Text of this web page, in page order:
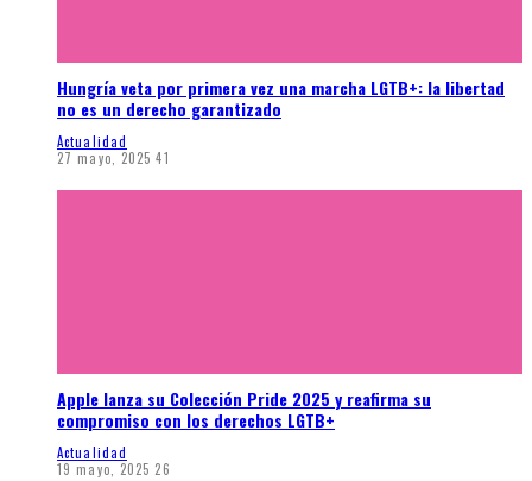
Hungría veta por primera vez una marcha LGTB+: la libertad
no es un derecho garantizado
Actualidad
27 mayo, 2025 41
Apple lanza su Colección Pride 2025 y reafirma su
compromiso con los derechos LGTB+
Actualidad
19 mayo, 2025 26